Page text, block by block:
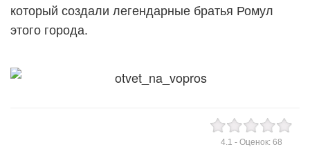
который создали легендарные братья Ромул
этого города.
4.1 - Оценок: 68